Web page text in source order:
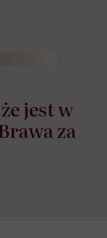
jest w
za